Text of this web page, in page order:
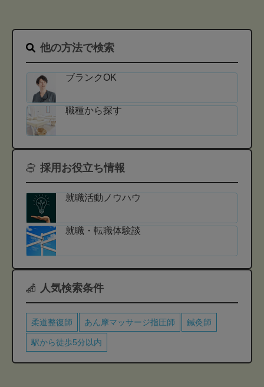
他の方法で検索
ブランクOK
職種から探す
採用お役立ち情報
就職活動ノウハウ
就職・転職体験談
人気検索条件
柔道整復師 あん摩マッサージ指圧師 鍼灸師
駅から徒歩5分以内